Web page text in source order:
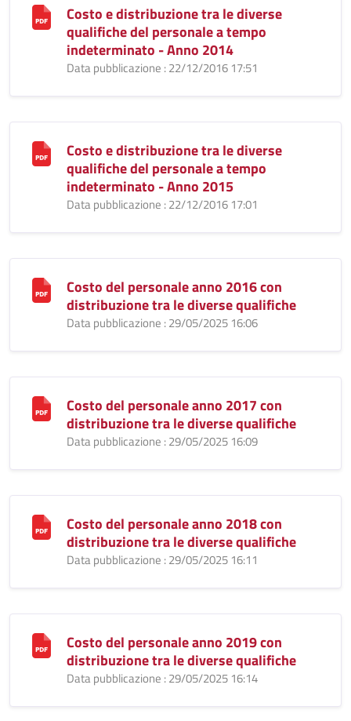
Costo e distribuzione tra le diverse
qualifiche del personale a tempo
indeterminato - Anno 2014
Data pubblicazione : 22/12/2016 17:51
Costo e distribuzione tra le diverse
qualifiche del personale a tempo
indeterminato - Anno 2015
Data pubblicazione : 22/12/2016 17:01
Costo del personale anno 2016 con
distribuzione tra le diverse qualifiche
Data pubblicazione : 29/05/2025 16:06
Costo del personale anno 2017 con
distribuzione tra le diverse qualifiche
Data pubblicazione : 29/05/2025 16:09
Costo del personale anno 2018 con
distribuzione tra le diverse qualifiche
Data pubblicazione : 29/05/2025 16:11
Costo del personale anno 2019 con
distribuzione tra le diverse qualifiche
Data pubblicazione : 29/05/2025 16:14